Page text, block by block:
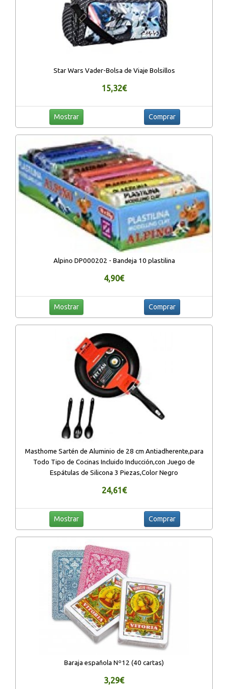
Star Wars Vader-Bolsa de Viaje Bolsillos
15,32€
Mostrar Comprar
Alpino DP000202 - Bandeja 10 plastilina
4,90€
Mostrar Comprar
Masthome Sartén de Aluminio de 28 cm Antiadherente,para
Todo Tipo de Cocinas Incluido Inducción,con Juego de
Espátulas de Silicona 3 Piezas,Color Negro
24,61€
Mostrar Comprar
Baraja española Nº12 (40 cartas)
3,29€